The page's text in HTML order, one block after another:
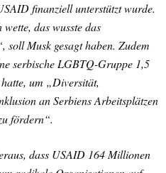
finanziell unterstützt wurde.
das wusste das
soll Musk gesagt haben. Zudem
serbische LGBTQ-Gruppe 1,5
um „Diversität,
an Serbiens Arbeitsplätzen
fördern“.
dass USAID 164 Millionen